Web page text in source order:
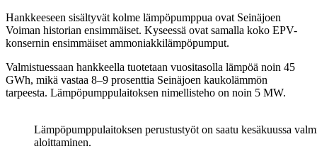
Hankkeeseen sisältyvät kolme lämpöpumppua ovat Seinäjoen
Voiman historian ensimmäiset. Kyseessä ovat samalla koko EPV-
konsernin ensimmäiset ammoniakkilämpöpumput.
Valmistuessaan hankkeella tuotetaan vuositasolla lämpöä noin 45
GWh, mikä vastaa 8–9 prosenttia Seinäjoen kaukolämmön
tarpeesta. Lämpöpumppulaitoksen nimellisteho on noin 5 MW.
Lämpöpumppulaitoksen perustustyöt on saatu kesäkuussa
aloittaminen.